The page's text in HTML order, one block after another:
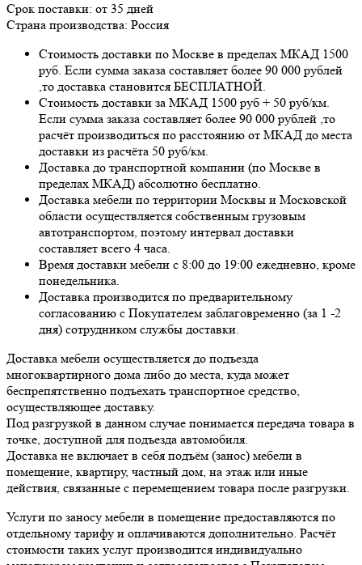
Срок поставки: от 35 дней
Страна производства: Россия
Стоимость доставки по Москве в пределах МКАД 1500
руб. Если сумма заказа составляет более 90 000 рублей
,то доставка становится БЕСПЛАТНОЙ.
Стоимость доставки за МКАД 1500 руб + 50 руб/км.
Если сумма заказа составляет более 90 000 рублей ,то
расчёт производиться по расстоянию от МКАД до места
доставки из расчёта 50 руб/км.
Доставка до транспортной компании (по Москве в
пределах МКАД) абсолютно бесплатно.
Доставка мебели по территории Москвы и Московской
области осуществляется собственным грузовым
автотранспортом, поэтому интервал доставки
составляет всего 4 часа.
Время доставки мебели с 8:00 до 19:00 ежедневно, кроме
понедельника.
Доставка производится по предварительному
согласованию с Покупателем заблаговременно (за 1 -2
дня) сотрудником службы доставки.
Доставка мебели осуществляется до подъезда
многоквартирного дома либо до места, куда может
беспрепятственно подъехать транспортное средство,
осуществляющее доставку.
Под разгрузкой в данном случае понимается передача товара в
точке, доступной для подъезда автомобиля.
Доставка не включает в себя подъём (занос) мебели в
помещение, квартиру, частный дом, на этаж или иные
действия, связанные с перемещением товара после разгрузки.
Услуги по заносу мебели в помещение предоставляются по
отдельному тарифу и оплачиваются дополнительно. Расчёт
стоимости таких услуг производится индивидуально